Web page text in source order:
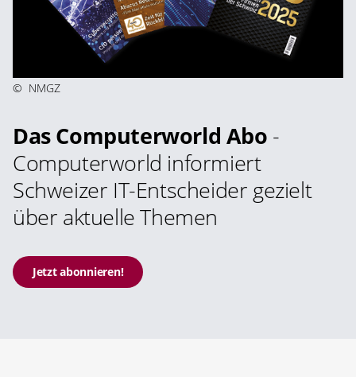
© NMGZ
Das Computerworld Abo -
Computerworld informiert
Schweizer IT-Entscheider gezielt
über aktuelle Themen
Jetzt abonnieren!